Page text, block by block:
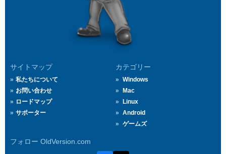
サイトマップ
私たちについて
お問い合わせ
ロードマップ
サポーター
カテゴリー
Windows
Mac
Linux
Android
ゲームズ
フォロー OldVersion.com